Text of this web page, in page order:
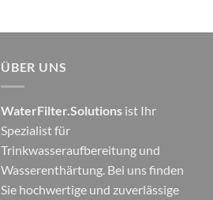
ÜBER UNS
WaterFilter.Solutions ist Ihr
Spezialist für
Trinkwasseraufbereitung und
Wasserenthärtung. Bei uns finden
Sie hochwertige und zuverlässige